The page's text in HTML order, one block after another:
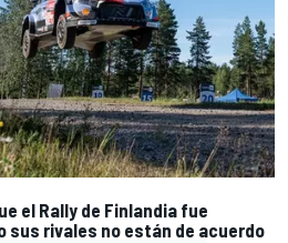
el Rally de Finlandia fue
sus rivales no están de acuerdo